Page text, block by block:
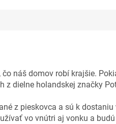
čo náš domov robí krajšie.
z dielne holandskej značky
z pieskovca a sú k
vo vnútri aj vonku a